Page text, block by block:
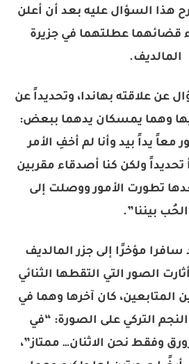
هذا السؤال عليه بعد أن أعلن
قضائهما عطلتهما في جزيرة
المالديف.
عن علاقته بهاندا، وتحديداً عن
وهما يمسكان يدهما ببعض:
يداً بيد وأنا لم أخفِ الأمر
تحديداً ولكن كنا أصدقاء مقربين
تطورت الأمور ووصلت إلى
الحُب بيننا”.
سافرا مؤخرًا إلى جزر المالديف
الصور التي التقطها الثنائي
المتابعين، كان آخرها وهما في
التركي على الصورة: “في
وفقط نحن الاثنان… ممتاز”،